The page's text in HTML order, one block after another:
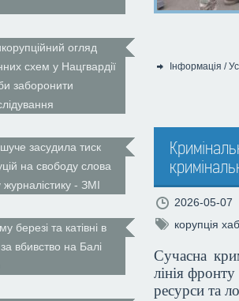
огляд
схем у Нацгвардії
заборонити
засудила тиск
на свободу слова
журналістику - ЗМІ
березі та катівні в
вбивство на Балі
Інформація /
2026-05-07
корупція
Сучасна
лінія
ресурси та